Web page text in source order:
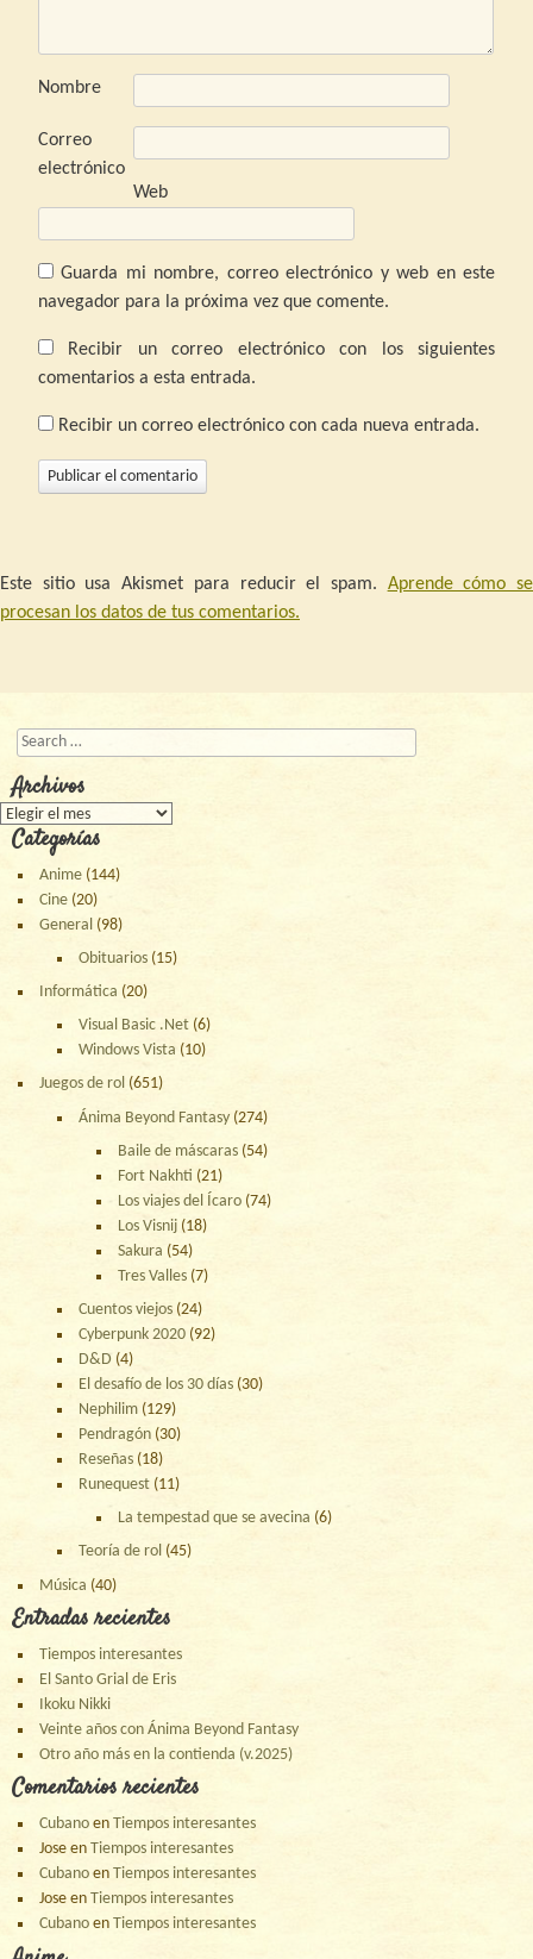
Nombre
Correo
electrónico
Web
Guarda mi nombre, correo electrónico y web en este
navegador para la próxima vez que comente.
Recibir un correo electrónico con los siguientes
comentarios a esta entrada.
Recibir un correo electrónico con cada nueva entrada.
Este sitio usa Akismet para reducir el spam. Aprende cómo se
procesan los datos de tus comentarios.
Buscar
Archivos
Archivos
Categorías
Anime (144)
Cine (20)
General (98)
Obituarios (15)
Informática (20)
Visual Basic .Net (6)
Windows Vista (10)
Juegos de rol (651)
Ánima Beyond Fantasy (274)
Baile de máscaras (54)
Fort Nakhti (21)
Los viajes del Ícaro (74)
Los Visnij (18)
Sakura (54)
Tres Valles (7)
Cuentos viejos (24)
Cyberpunk 2020 (92)
D&D (4)
El desafío de los 30 días (30)
Nephilim (129)
Pendragón (30)
Reseñas (18)
Runequest (11)
La tempestad que se avecina (6)
Teoría de rol (45)
Música (40)
Entradas recientes
Tiempos interesantes
El Santo Grial de Eris
Ikoku Nikki
Veinte años con Ánima Beyond Fantasy
Otro año más en la contienda (v.2025)
Comentarios recientes
Cubano enTiempos interesantes
Jose enTiempos interesantes
Cubano enTiempos interesantes
Jose enTiempos interesantes
Cubano enTiempos interesantes